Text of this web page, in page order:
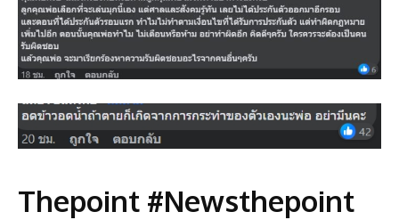
Thepoint #Newsthepoint